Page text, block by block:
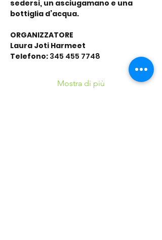
sedersi, un asciugamano e una
bottiglia d’acqua.
ORGANIZZATORE
Laura Joti Harmeet
Telefono: 345 455 7748
Mostra di più